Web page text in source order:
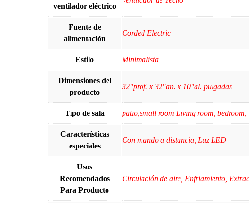
ventilador eléctrico
Fuente de
alimentación
Corded Electric
Estilo Minimalista
Dimensiones del
producto
32"prof. x 32"an. x 10"al. pulgadas
Tipo de sala patio,small room Living room, bedroom,
Características
especiales
Con mando a distancia, Luz LED
Usos
Recomendados
Para Producto
Circulación de aire, Enfriamiento,